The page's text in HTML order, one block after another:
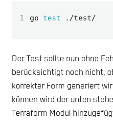
1 go test
Der Test sollte nun ohne
berücksichtigt noch nicht,
korrekter Form generiert
können wird der unten
Terraform Modul